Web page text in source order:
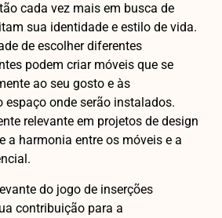
cada vez mais em busca de
sua identidade e estilo de vida.
de escolher diferentes
podem criar móveis que se
ao seu gosto e às
espaço onde serão instalados.
relevante em projetos de design
a harmonia entre os móveis e a
do jogo de inserções
contribuição para a